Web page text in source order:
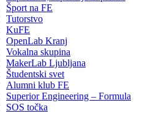
Šport na FE
Tutorstvo
KuFE
OpenLab Kranj
Vokalna skupina
MakerLab Ljubljana
Študentski svet
Alumni klub FE
Superior Engineering – Formula
SOS točka